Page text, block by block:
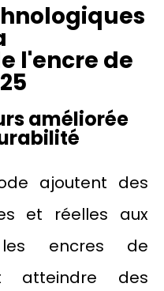
l'encre de
améliorée
ajoutent des
et réelles aux
les encres de
atteindre des